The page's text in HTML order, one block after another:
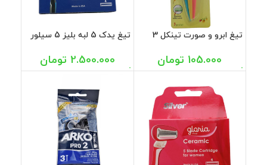
تیغ ابرو و صورت تینکل 3
105.000 تومان
تیغ یدک 5 لبه بلیز 5 سیلور
2.500.000 تومان